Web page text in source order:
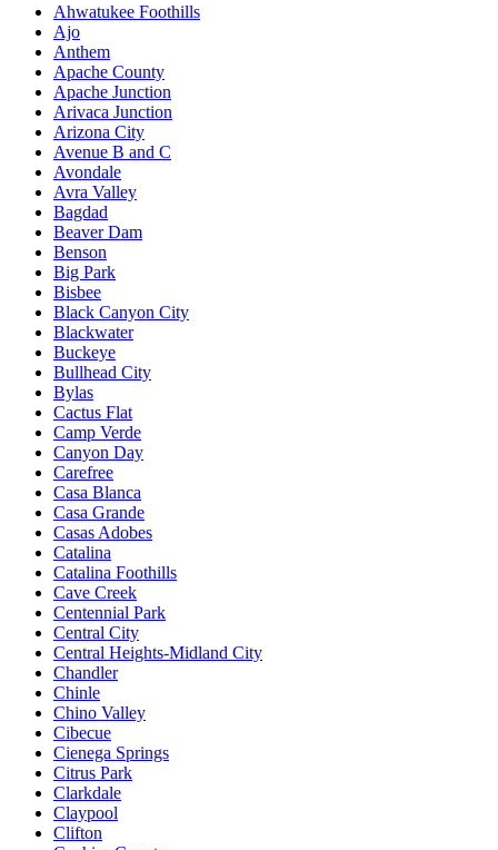
Ahwatukee Foothills
Ajo
Anthem
Apache County
Apache Junction
Arivaca Junction
Arizona City
Avenue B and C
Avondale
Avra Valley
Bagdad
Beaver Dam
Benson
Big Park
Bisbee
Black Canyon City
Blackwater
Buckeye
Bullhead City
Bylas
Cactus Flat
Camp Verde
Canyon Day
Carefree
Casa Blanca
Casa Grande
Casas Adobes
Catalina
Catalina Foothills
Cave Creek
Centennial Park
Central City
Central Heights-Midland City
Chandler
Chinle
Chino Valley
Cibecue
Cienega Springs
Citrus Park
Clarkdale
Claypool
Clifton